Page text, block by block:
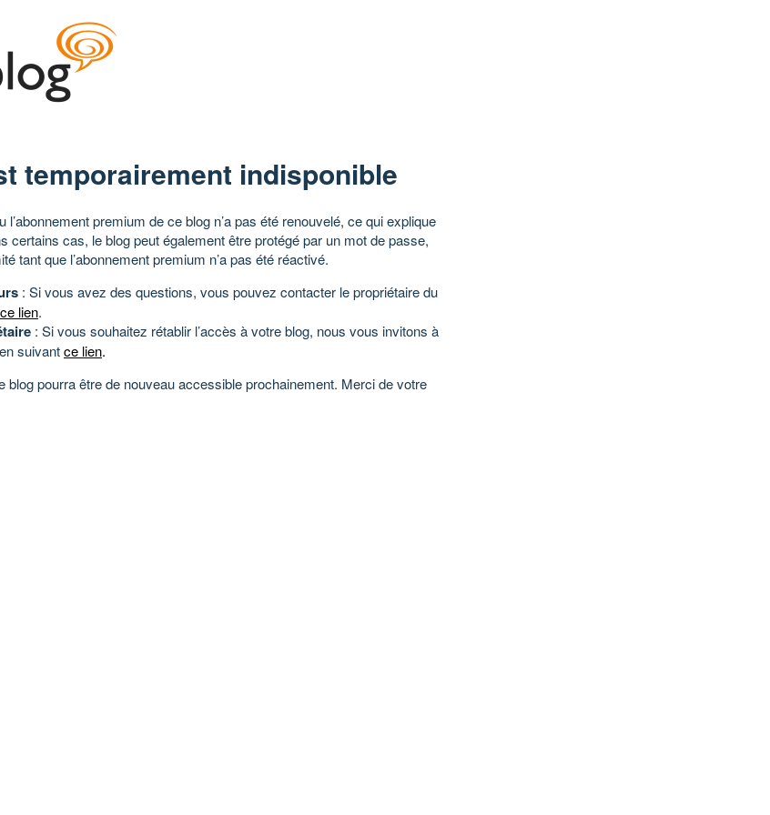
temporairement indisponible
l’abonnement premium de ce blog n’a pas été renouvelé, ce qui explique
certains cas, le blog peut également être protégé par un mot de passe,
tant que l’abonnement premium n’a pas été réactivé.
: Si vous avez des questions, vous pouvez contacter le propriétaire du
ce lien.
: Si vous souhaitez rétablir l’accès à votre blog, nous vous invitons à
suivantce lien.
blog pourra être de nouveau accessible prochainement. Merci de votre